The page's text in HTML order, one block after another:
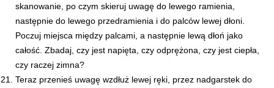
skanowanie, po czym skieruj uwagę do lewego ramienia,
następnie do lewego przedramienia i do palców lewej dłoni.
Poczuj miejsca między palcami, a następnie lewą dłoń jako
całość. Zbadaj, czy jest napięta, czy odprężona, czy jest ciepła,
czy raczej zimna?
Teraz przenieś uwagę wzdłuż lewej ręki, przez nadgarstek do